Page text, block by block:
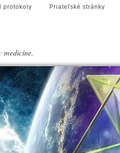
protokoly Priateľské stránky
medicíne.